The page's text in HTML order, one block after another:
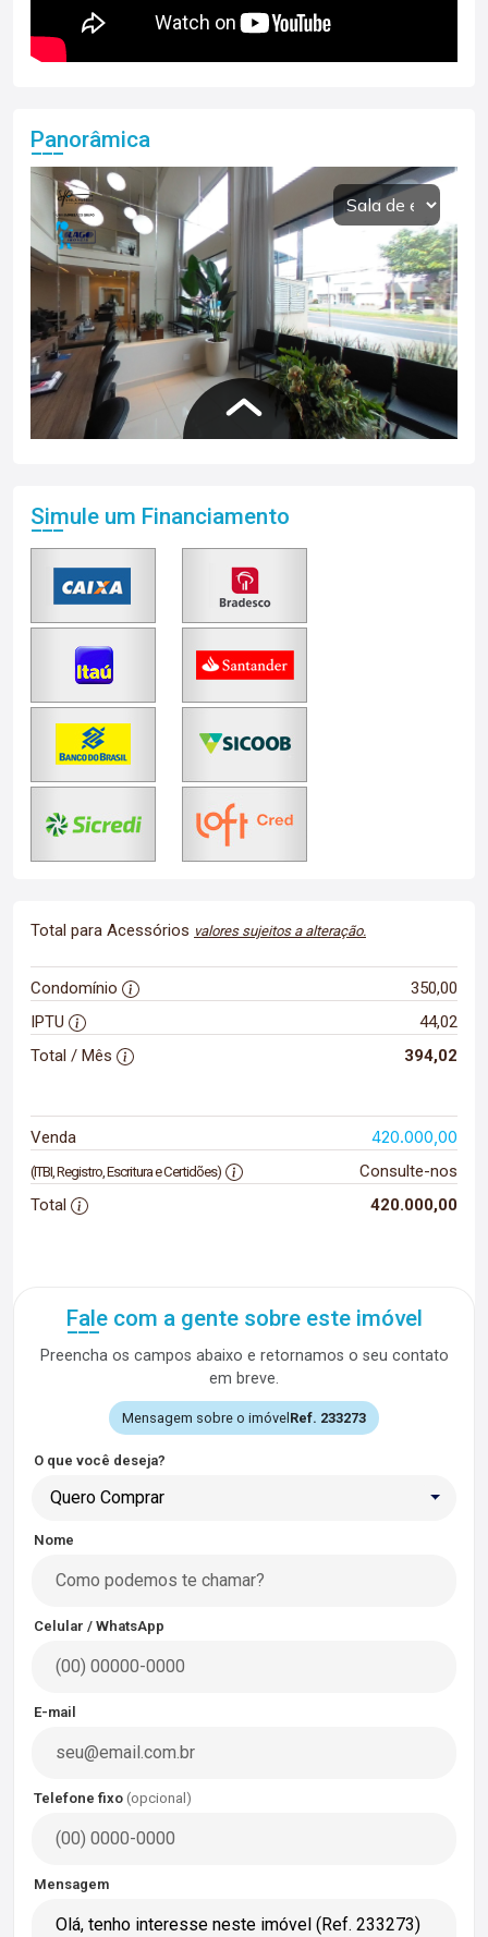
Panorâmica
Simule um Financiamento
Total para Acessórios valores sujeitos a alteração.
Condomínio
350,00
IPTU
44,02
Total / Mês
394,02
Venda 420.000,00
(ITBI, Registro, Escritura e Certidões)
Consulte-nos
Total
420.000,00
Fale com a gente sobre este imóvel
Preencha os campos abaixo e retornamos o seu contato
em breve.
Mensagem sobre o imóvel Ref. 233273
O que você deseja?
Quero Comprar
Nome
Celular / WhatsApp
E-mail
Telefone fixo (opcional)
Mensagem